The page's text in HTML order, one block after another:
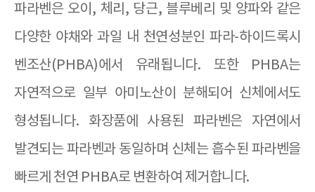
파라벤은 오이 , 체리 , 당근, 블루베리 및 양파와 같은
다양한 야채와 과일 내 천연성분인 파라-하이드록시
벤조산(PHBA)에서 유래됩니다. 또한 PHBA는
자연적으로 일부 아미노산이 분해되어 신체에서도
형성됩니다. 화장품에 사용된 파라벤은 자연에서
발견되는 파라벤과 동일하며 신체는 흡수된 파라벤을
빠르게 천연 PHBA로 변환하여 제거합니다.